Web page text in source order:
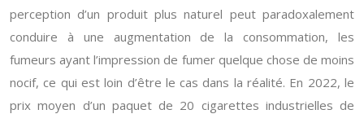
perception d’un produit plus naturel peut paradoxalement
conduire à une augmentation de la consommation, les
fumeurs ayant l’impression de fumer quelque chose de moins
nocif, ce qui est loin d’être le cas dans la réalité. En 2022, le
prix moyen d’un paquet de 20 cigarettes industrielles de